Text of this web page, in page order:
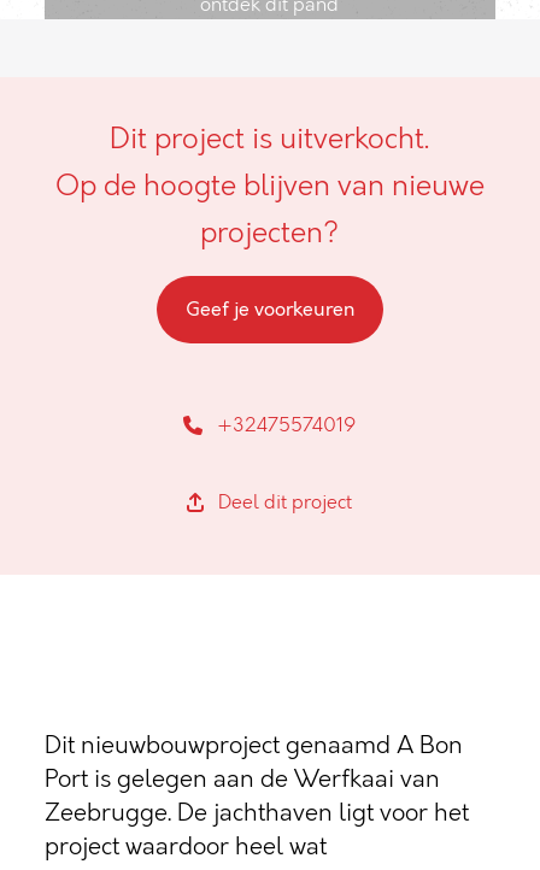
Dit project is uitverkocht.
Op de hoogte blijven van nieuwe
projecten?
Geef je voorkeuren
+32475574019
Deel dit project
Dit nieuwbouwproject genaamd A Bon
Port is gelegen aan de Werfkaai van
Zeebrugge. De jachthaven ligt voor het
project waardoor heel wat